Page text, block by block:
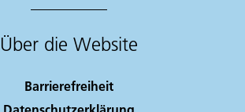
Über die Website
Barrierefreiheit